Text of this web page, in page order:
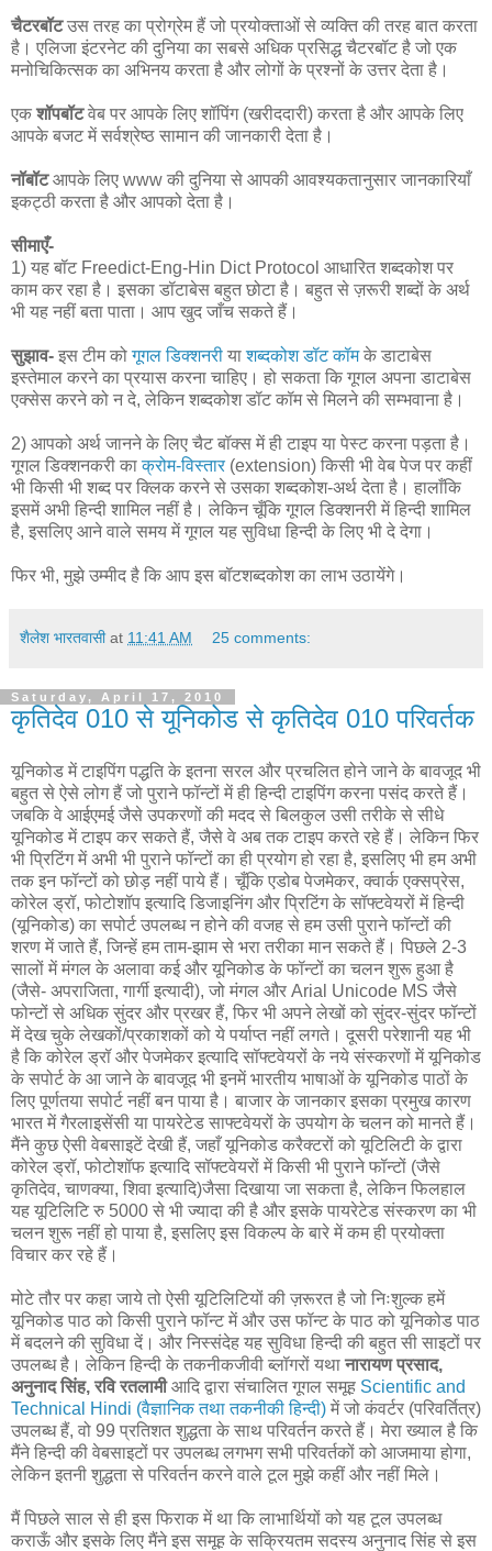
चैटरबॉटउस तरह का प्रोग्रेम हैं जो प्रयोक्ताओं से व्यक्ति की तरह बात करता
है। एलिजा इंटरनेट की दुनिया का सबसे अधिक प्रसिद्ध चैटरबॉट है जो एक
मनोचिकित्सक का अभिनय करता है और लोगों के प्रश्नों के उत्तर देता है।
एकशॉपबॉटवेब पर आपके लिए शॉपिंग (खरीददारी) करता है और आपके लिए
आपके बजट में सर्वश्रेष्ठ सामान की जानकारी देता है।
नॉबॉटआपके लिए www की दुनिया से आपकी आवश्यकतानुसार जानकारियाँ
इकट्ठी करता है और आपको देता है।
सीमाएँ-
1) यह बॉट Freedict-Eng-Hin Dict Protocol आधारित शब्दकोश पर
काम कर रहा है। इसका डॉटाबेस बहुत छोटा है। बहुत से ज़रूरी शब्दों के अर्थ
भी यह नहीं बता पाता। आप खुद जाँच सकते हैं।
सुझाव- इस टीम कोगूगल डिक्शनरी याशब्दकोश डॉट कॉमके डाटाबेस
इस्तेमाल करने का प्रयास करना चाहिए। हो सकता कि गूगल अपना डाटाबेस
एक्सेस करने को न दे, लेकिन शब्दकोश डॉट कॉम से मिलने की सम्भवाना है।
2) आपको अर्थ जानने के लिए चैट बॉक्स में ही टाइप या पेस्ट करना पड़ता है।
गूगल डिक्शनकरी काक्रोम-विस्तार (extension) किसी भी वेब पेज पर कहीं
भी किसी भी शब्द पर क्लिक करने से उसका शब्दकोश-अर्थ देता है। हालाँकि
इसमें अभी हिन्दी शामिल नहीं है। लेकिन चूँकि गूगल डिक्शनरी में हिन्दी शामिल
है, इसलिए आने वाले समय में गूगल यह सुविधा हिन्दी के लिए भी दे देगा।
फिर भी, मुझे उम्मीद है कि आप इस बॉटशब्दकोश का लाभ उठायेंगे।
शैलेश भारतवासी at 11:41 AM 25 comments:
Saturday, April 17, 2010
कृतिदेव 010 से यूनिकोड से कृतिदेव 010 परिवर्तक
यूनिकोड में टाइपिंग पद्धति के इतना सरल और प्रचलित होने जाने के बावजूद भी
बहुत से ऐसे लोग हैं जो पुराने फॉन्टों में ही हिन्दी टाइपिंग करना पसंद करते हैं।
जबकि वे आईएमई जैसे उपकरणों की मदद से बिलकुल उसी तरीके से सीधे
यूनिकोड में टाइप कर सकते हैं, जैसे वे अब तक टाइप करते रहे हैं। लेकिन फिर
भी प्रिटिंग में अभी भी पुराने फॉन्टों का ही प्रयोग हो रहा है, इसलिए भी हम अभी
तक इन फॉन्टों को छोड़ नहीं पाये हैं। चूँकि एडोब पेजमेकर, क्वार्क एक्सप्रेस,
कोरेल ड्रॉ, फोटोशॉप इत्यादि डिजाइनिंग और प्रिटिंग के सॉफ्टवेयरों में हिन्दी
(यूनिकोड) का सपोर्ट उपलब्ध न होने की वजह से हम उसी पुराने फॉन्टों की
शरण में जाते हैं, जिन्हें हम ताम-झाम से भरा तरीका मान सकते हैं। पिछले 2-3
सालों में मंगल के अलावा कई और यूनिकोड के फॉन्टों का चलन शुरू हुआ है
(जैसे- अपराजिता, गार्गी इत्यादी), जो मंगल और Arial Unicode MS जैसे
फोन्टों से अधिक सुंदर और प्रखर हैं, फिर भी अपने लेखों को सुंदर-सुंदर फॉन्टों
में देख चुके लेखकों/प्रकाशकों को ये पर्याप्त नहीं लगते। दूसरी परेशानी यह भी
है कि कोरेल ड्रॉ और पेजमेकर इत्यादि सॉफ्टवेयरों के नये संस्करणों में यूनिकोड
के सपोर्ट के आ जाने के बावजूद भी इनमें भारतीय भाषाओं के यूनिकोड पाठों के
लिए पूर्णतया सपोर्ट नहीं बन पाया है। बाजार के जानकार इसका प्रमुख कारण
भारत में गैरलाइसेंसी या पायरेटेड साफ्टवेयरों के उपयोग के चलन को मानते हैं।
मैंने कुछ ऐसी वेबसाइटें देखी हैं, जहाँ यूनिकोड करैक्टरों को यूटिलिटी के द्वारा
कोरेल ड्रॉ, फोटोशॉफ इत्यादि सॉफ्टवेयरों में किसी भी पुराने फॉन्टों (जैसे
कृतिदेव, चाणक्या, शिवा इत्यादि)जैसा दिखाया जा सकता है, लेकिन फिलहाल
यह यूटिलिटि रु 5000 से भी ज्यादा की है और इसके पायरेटेड संस्करण का भी
चलन शुरू नहीं हो पाया है, इसलिए इस विकल्प के बारे में कम ही प्रयोक्ता
विचार कर रहे हैं।
मोटे तौर पर कहा जाये तो ऐसी यूटिलिटियों की ज़रूरत है जो निःशुल्क हमें
यूनिकोड पाठ को किसी पुराने फॉन्ट में और उस फॉन्ट के पाठ को यूनिकोड पाठ
में बदलने की सुविधा दें। और निस्संदेह यह सुविधा हिन्दी की बहुत सी साइटों पर
उपलब्ध है। लेकिन हिन्दी के तकनीकजीवी ब्लॉगरों यथानारायण प्रसाद,
अनुनाद सिंह, रवि रतलामीआदि द्वारा संचालित गूगल समूह Scientific and
Technical Hindi (वैज्ञानिक तथा तकनीकी हिन्दी) में जो कंवर्टर (परिवर्तित्र)
उपलब्ध हैं, वो 99 प्रतिशत शुद्धता के साथ परिवर्तन करते हैं। मेरा ख्याल है कि
मैंने हिन्दी की वेबसाइटों पर उपलब्ध लगभग सभी परिवर्तकों को आजमाया होगा,
लेकिन इतनी शुद्धता से परिवर्तन करने वाले टूल मुझे कहीं और नहीं मिले।
मैं पिछले साल से ही इस फिराक में था कि लाभार्थियों को यह टूल उपलब्ध
कराऊँ और इसके लिए मैंने इस समूह के सक्रियतम सदस्य अनुनाद सिंह से इस